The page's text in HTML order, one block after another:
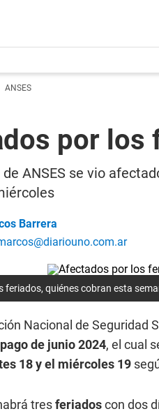
ANSES
por los
de ANSES se vio
Barrera
feriados, quiénes cobran esta
Nacional de Seguridad
de junio 2024, el cual
18 y el miércoles 19
tresferiadoscon dos